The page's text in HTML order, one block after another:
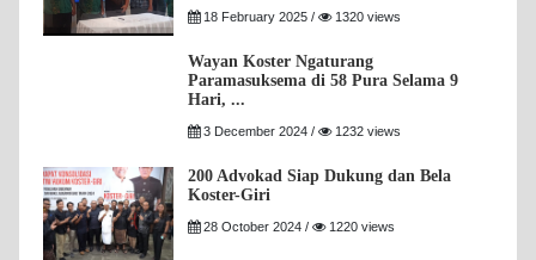
18 February 2025 / 1320 views
Wayan Koster Ngaturang
Paramasuksema di 58 Pura Selama 9
Hari, ...
3 December 2024 / 1232 views
200 Advokad Siap Dukung dan Bela
Koster-Giri
28 October 2024 / 1220 views